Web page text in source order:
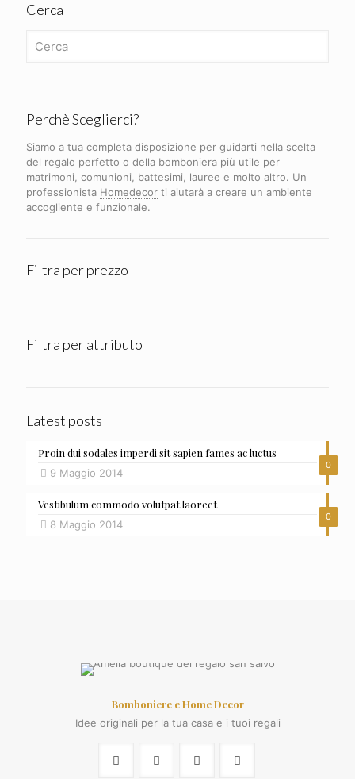
Cerca
Perchè Sceglierci?
Siamo a tua completa disposizione per guidarti nella scelta
del regalo perfetto o della bomboniera più utile per
matrimoni, comunioni, battesimi, lauree e molto altro. Un
professionista Homedecor ti aiutarà a creare un ambiente
accogliente e funzionale.
Filtra per prezzo
Filtra per attributo
Latest posts
0
Proin dui sodales imperdi sit sapien fames ac luctus
9 Maggio 2014
0
Vestibulum commodo volutpat laoreet
8 Maggio 2014
Bomboniere e Home Decor
Idee originali per la tua casa e i tuoi regali